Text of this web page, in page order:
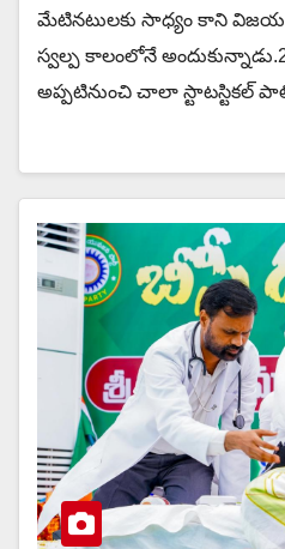
మేటిన‌టులకు సాధ్యం కాని
స్వ‌ల్ప కాలంలోనే
అప్ప‌టినుంచి చాలా స్టాట‌స్టిక‌ల్